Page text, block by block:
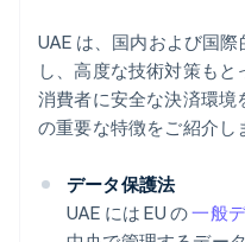
UAE は、国内および国
し、高度な技術対策も
消費者に安全な決済環境
の重要な特徴をご紹介し
データ保護法
UAE には EU の一般